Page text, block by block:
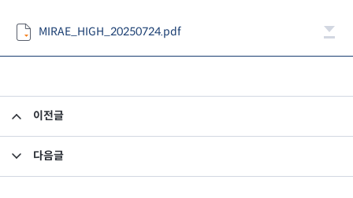
MIRAE_HIGH_20250724.pdf
이전글
다음글